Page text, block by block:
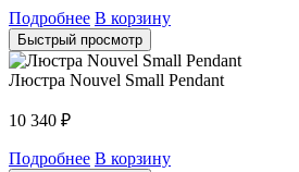
Подробнее В корзину
Быстрый просмотр
Люстра Nouvel Small Pendant
10 340 ₽
Подробнее В корзину